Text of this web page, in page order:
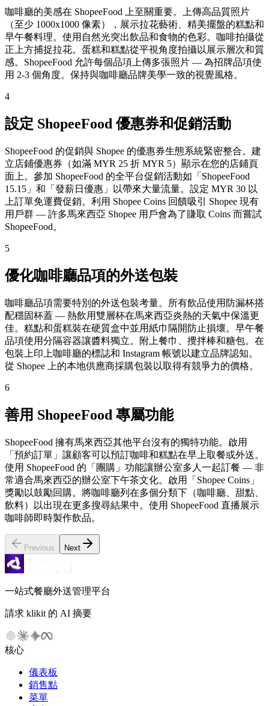
咖啡廳的美感在 ShopeeFood 上至關重要。上傳高品質照片
（至少 1000x1000 像素），展示拉花藝術、精美擺盤的糕點和
早午餐料理。使用自然光突出飲品和食物的色彩。咖啡拍攝從
正上方捕捉拉花。蛋糕和糕點從平視角度拍攝以展示層次和質
感。ShopeeFood 允許每個品項上傳多張照片 — 為招牌品項使
用 2-3 個角度。保持與咖啡廳品牌美學一致的視覺風格。
4
設定 ShopeeFood 優惠券和促銷活動
ShopeeFood 的促銷與 Shopee 的優惠券生態系統緊密整合。建
立店鋪優惠券（如滿 MYR 25 折 MYR 5）顯示在您的店鋪頁
面上。參加 ShopeeFood 的全平台促銷活動如「ShopeeFood
15.15」和「發薪日優惠」以帶來大量流量。設定 MYR 30 以
上訂單免運費促銷。利用 Shopee Coins 回饋吸引 Shopee 現有
用戶群 — 許多馬來西亞 Shopee 用戶會為了賺取 Coins 而嘗試
ShopeeFood。
5
優化咖啡廳品項的外送包裝
咖啡廳品項需要特別的外送包裝考量。所有飲品使用防漏杯搭
配穩固杯蓋 — 熱飲用雙層杯在馬來西亞炎熱的天氣中保溫更
佳。糕點和蛋糕裝在硬質盒中並用紙巾隔開防止損壞。早午餐
品項使用分隔容器讓醬料獨立。附上餐巾、攪拌棒和糖包。在
包裝上印上咖啡廳的標誌和 Instagram 帳號以建立品牌認知。
從 Shopee 上的本地供應商採購包裝以取得有競爭力的價格。
6
善用 ShopeeFood 專屬功能
ShopeeFood 擁有馬來西亞其他平台沒有的獨特功能。啟用
「預約訂單」讓顧客可以預訂咖啡和糕點在早上取餐或外送。
使用 ShopeeFood 的「團購」功能讓辦公室多人一起訂餐 — 非
常適合馬來西亞的辦公室下午茶文化。啟用「Shopee Coins」
獎勵以鼓勵回購。將咖啡廳列在多個分類下（咖啡廳、甜點、
飲料）以出現在更多搜尋結果中。使用 ShopeeFood 直播展示
咖啡師即時製作飲品。
Previous Next
一站式餐廳外送管理平台
請求 klikit 的 AI 摘要
核心
儀表板
銷售點
菜單